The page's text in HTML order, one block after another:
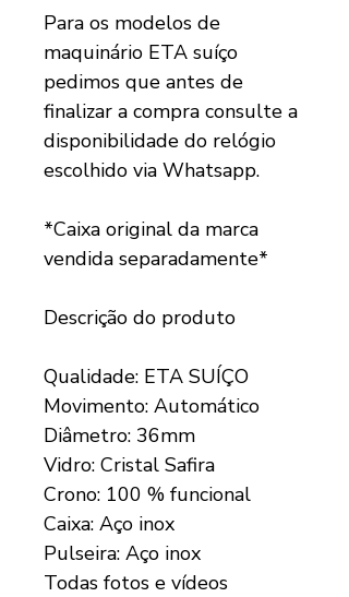
Para os modelos de
maquinário ETA suíço
pedimos que antes de
finalizar a compra consulte a
disponibilidade do relógio
escolhido via Whatsapp.
*Caixa original da marca
vendida separadamente*
Descrição do produto
Qualidade: ETA SUÍÇO
Movimento: Automático
Diâmetro: 36mm
Vidro: Cristal Safira
Crono: 100 % funcional
Caixa: Aço inox
Pulseira: Aço inox
Todas fotos e vídeos